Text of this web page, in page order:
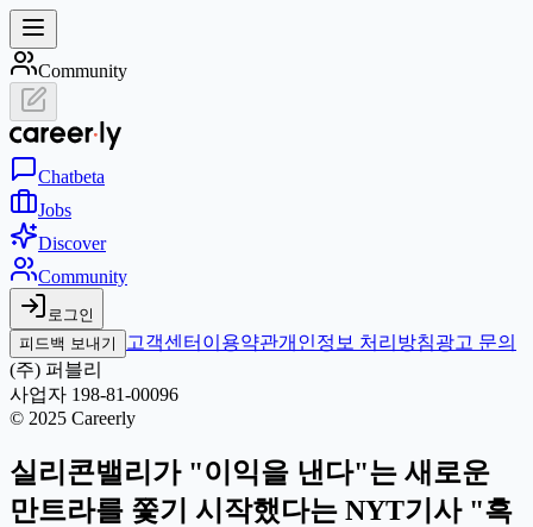
Community
Chatbeta
Jobs
Discover
Community
로그인
피드백 보내기
고객센터 이용약관개인정보 처리방침광고 문의
(주) 퍼블리
사업자 198-81-00096
© 2025 Careerly
실리콘밸리가 "이익을 낸다"는 새로운
만트라를 쫓기 시작했다는 NYT기사 "흑